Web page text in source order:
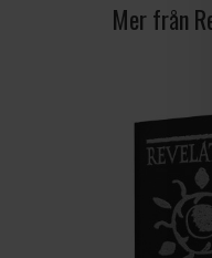
Mer från